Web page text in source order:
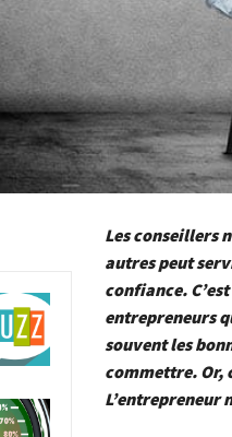
Les conseillers
autres peut
confiance.
entrepreneurs
souvent les
commettre. Or,
L’entrepreneur